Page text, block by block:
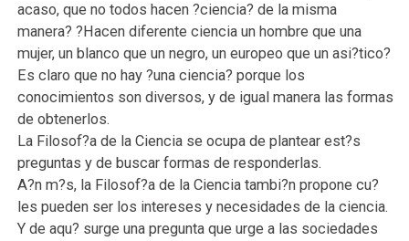
acaso, que no todos hacen ?ciencia? de la misma
manera? ?Hacen diferente ciencia un hombre que una
mujer, un blanco que un negro, un europeo que un asi?tico?
Es claro que no hay ?una ciencia? porque los
conocimientos son diversos, y de igual manera las formas
de obtenerlos.
La Filosof?a de la Ciencia se ocupa de plantear est?s
preguntas y de buscar formas de responderlas.
A?n m?s, la Filosof?a de la Ciencia tambi?n propone cu?
les pueden ser los intereses y necesidades de la ciencia.
Y de aqu? surge una pregunta que urge a las sociedades